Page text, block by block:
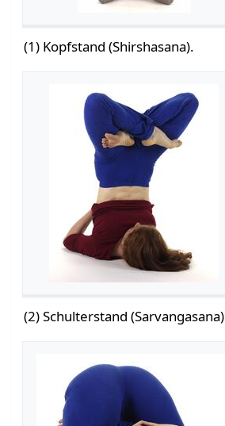
(1) Kopfstand (Shirshasana).
(2) Schulterstand (Sarvangasana)